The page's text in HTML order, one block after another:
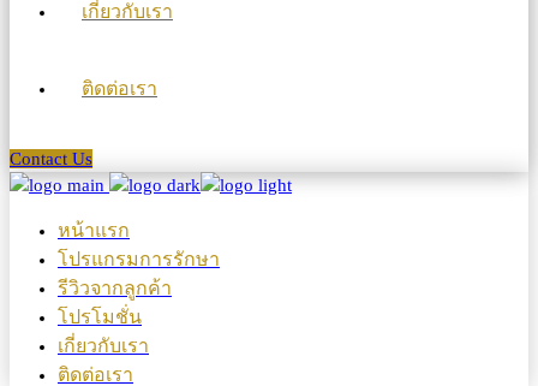
เกี่ยวกับเรา
ติดต่อเรา
Contact Us
หน้าแรก
โปรแกรมการรักษา
รีวิวจากลูกค้า
โปรโมชั่น
เกี่ยวกับเรา
ติดต่อเรา